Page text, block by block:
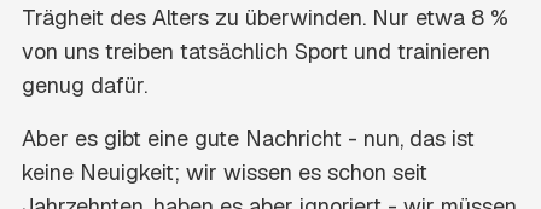
Trägheit des Alters zu überwinden. Nur etwa 8 %
von uns treiben tatsächlich Sport und trainieren
genug dafür.
Aber es gibt eine gute Nachricht - nun, das ist
keine Neuigkeit; wir wissen es schon seit